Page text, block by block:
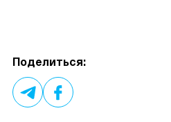
Поделиться: